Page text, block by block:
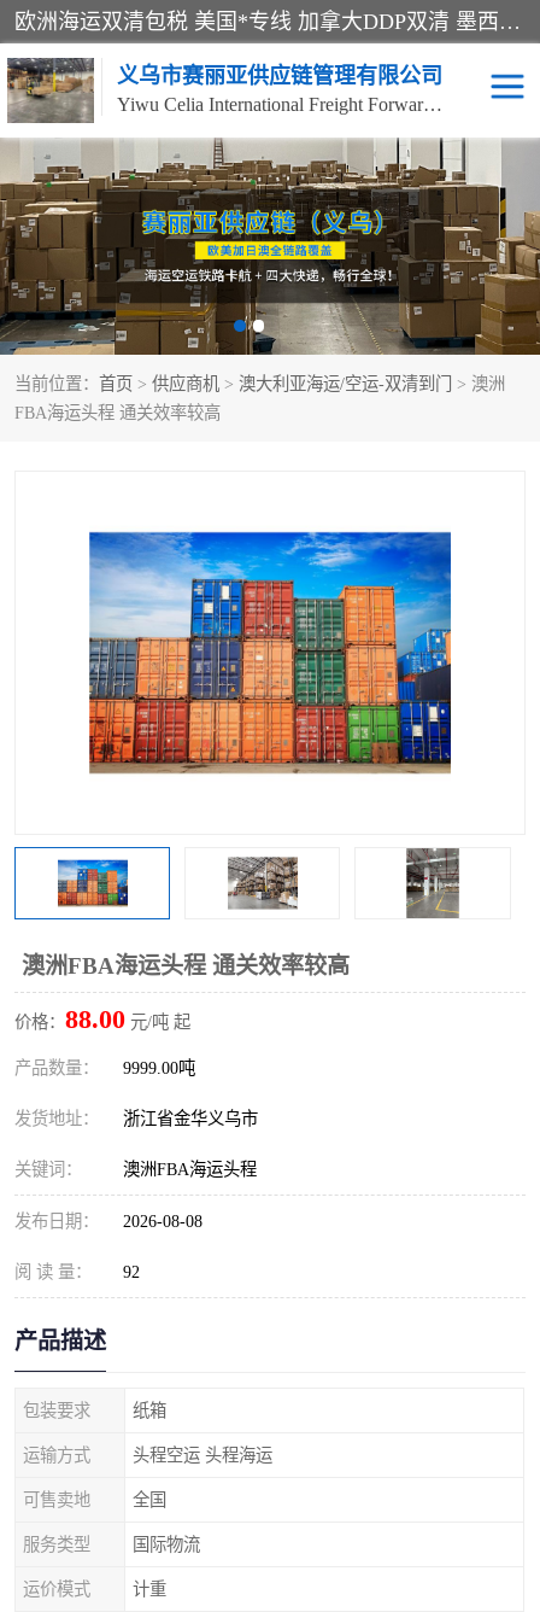
欧洲海运双清包税 美国*专线 加拿大DDP双清 墨西哥跨境空运 澳大利亚专线物流 跨境电商物流服务 国际快递到门服务 海运*渠道 一站式跨境物流解决方案 TikTok/SHEIN专线 电商平台FBA头程运输 国际铁路运输欧洲 UPS/DDHL/联邦快递跨境 美国双清到门物流 跨境*运输
义乌市赛丽亚供应链管理有限公司
Yiwu Celia International Freight Forwarding Co., Ltd
当前位置： 首页 > 供应商机 > 澳大利亚海运/空运-双清到门
> 澳洲
FBA海运头程 通关效率较高
澳洲FBA海运头程 通关效率较高
价格： 88.00 元/吨 起
产品数量： 9999.00吨
发货地址： 浙江省金华义乌市
关键词： 澳洲FBA海运头程
发布日期： 2026-08-08
阅 读 量： 92
产品描述
包装要求 纸箱
运输方式 头程空运 头程海运
可售卖地 全国
服务类型 国际物流
运价模式 计重
美森快船 欧洲卡航
加拿大海运/空运-双清到
门
澳大利亚海运/空运-双清
到门
墨西哥海运/空运-双清到
门